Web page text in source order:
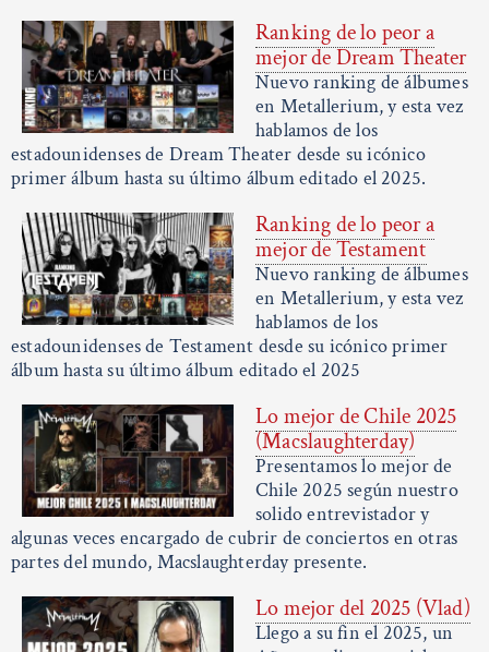
Ranking de lo peor a
mejor de Dream Theater
Nuevo ranking de álbumes
en Metallerium, y esta vez
hablamos de los
estadounidenses de Dream Theater desde su icónico
primer álbum hasta su último álbum editado el 2025.
Ranking de lo peor a
mejor de Testament
Nuevo ranking de álbumes
en Metallerium, y esta vez
hablamos de los
estadounidenses de Testament desde su icónico primer
álbum hasta su último álbum editado el 2025
Lo mejor de Chile 2025
(Macslaughterday)
Presentamos lo mejor de
Chile 2025 según nuestro
solido entrevistador y
algunas veces encargado de cubrir de conciertos en otras
partes del mundo, Macslaughterday presente.
Lo mejor del 2025 (Vlad)
Llego a su fin el 2025, un